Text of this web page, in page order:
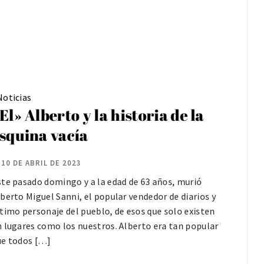
Alberto y la historia de la
vacía
10 DE ABRIL DE 2023
pasado domingo y a la edad de 63 años, murió
Miguel Sanni, el popular vendedor de diarios y
personaje del pueblo, de esos que solo existen
lugares como los nuestros. Alberto era tan popular
todos […]